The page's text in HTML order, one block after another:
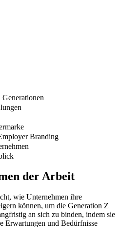
Branding
der Arbeit
wie Unternehmen ihre
können, um die Generation Z
an sich zu binden, indem sie
Erwartungen und Bedürfnisse